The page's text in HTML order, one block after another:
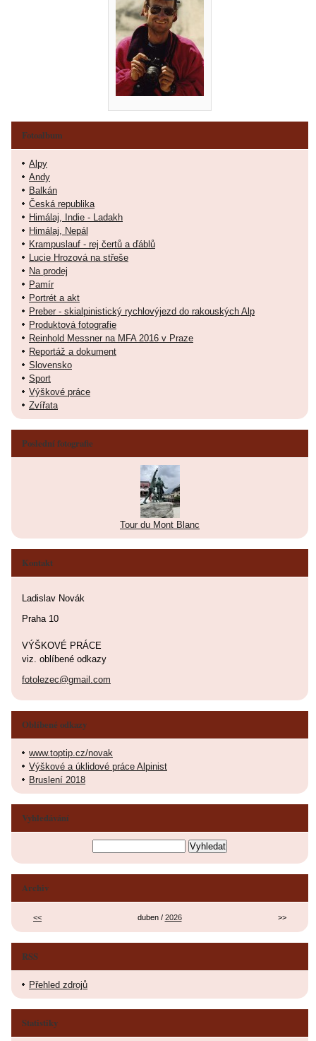
Fotoalbum
Alpy
Andy
Balkán
Česká republika
Himálaj, Indie - Ladakh
Himálaj, Nepál
Krampuslauf - rej čertů a ďáblů
Lucie Hrozová na střeše
Na prodej
Pamír
Portrét a akt
Preber - skialpinistický rychlovýjezd do rakouských Alp
Produktová fotografie
Reinhold Messner na MFA 2016 v Praze
Reportáž a dokument
Slovensko
Sport
Výškové práce
Zvířata
Poslední fotografie
Tour du Mont Blanc
Kontakt
Ladislav Novák
Praha 10
VÝŠKOVÉ PRÁCE
viz. oblíbené odkazy
fotolezec@gmail.com
Oblíbené odkazy
www.toptip.cz/novak
Výškové a úklidové práce Alpinist
Bruslení 2018
Vyhledávání
Archiv
<< duben / 2026 >>
RSS
Přehled zdrojů
Statistiky